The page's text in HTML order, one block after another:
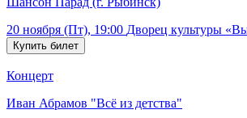
20 ноября (Пт), 19:00 Дворец культуры
Концерт
Иван Абрамов "Всё из детства"